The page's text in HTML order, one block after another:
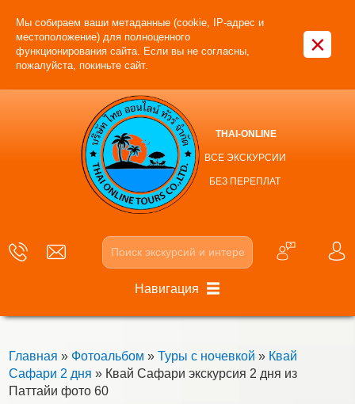
Мы собираем ваши метаданные (cookie, IP-адрес и
местоположение) для полноценного
функционирования сайта. Если вы не согласны,
пожалуйста, покиньте сайт.
×
THAI-ONLINE
ВСЕ ЭКСКУРСИИ
БЕЗ ПЕРЕПЛАТ
Навигация
Главная » Фотоальбом » Туры с ночевкой » Квай
Сафари 2 дня » Квай Сафари экскурсия 2 дня из
Паттайи фото 60